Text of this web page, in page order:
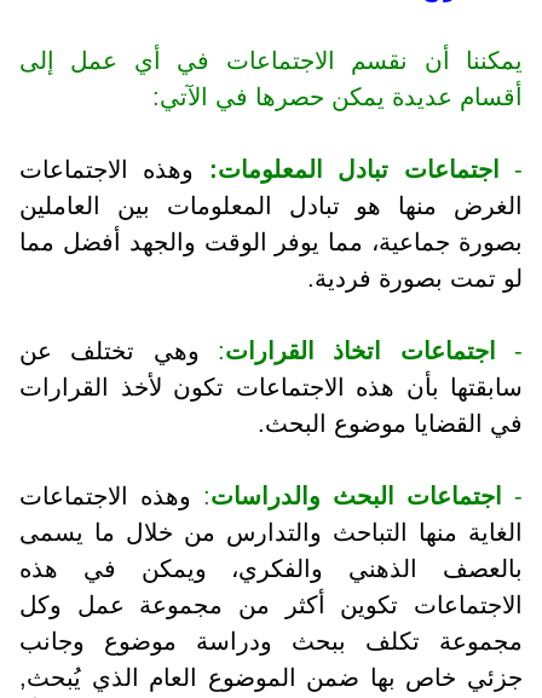
يمكننا أن نقسم الاجتماعات في أي عمل إلى
أقسام عديدة يمكن حصرها في الآتي:
- اجتماعات تبادل المعلومات: وهذه الاجتماعات
الغرض منها هو تبادل المعلومات بين العاملين
بصورة جماعية، مما يوفر الوقت والجهد أفضل مما
لو تمت بصورة فردية.
- اجتماعات اتخاذ القرارات: وهي تختلف عن
سابقتها بأن هذه الاجتماعات تكون لأخذ القرارات
في القضايا موضوع البحث.
- اجتماعات البحث والدراسات: وهذه الاجتماعات
الغاية منها التباحث والتدارس من خلال ما يسمى
بالعصف الذهني والفكري، ويمكن في هذه
الاجتماعات تكوين أكثر من مجموعة عمل وكل
مجموعة تكلف ببحث ودراسة موضوع وجانب
جزئي خاص بها ضمن الموضوع العام الذي يُبحث,